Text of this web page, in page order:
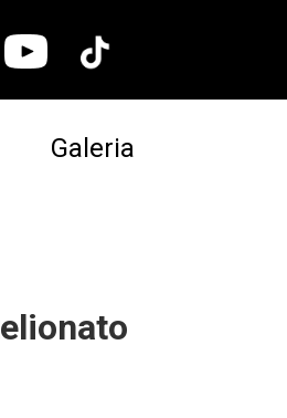
Galeria